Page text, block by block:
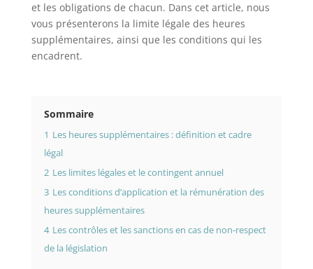
et les obligations de chacun. Dans cet article, nous
vous présenterons la limite légale des heures
supplémentaires, ainsi que les conditions qui les
encadrent.
Sommaire
1 Les heures supplémentaires : définition et cadre
légal
2 Les limites légales et le contingent annuel
3 Les conditions d’application et la rémunération des
heures supplémentaires
4 Les contrôles et les sanctions en cas de non-respect
de la législation